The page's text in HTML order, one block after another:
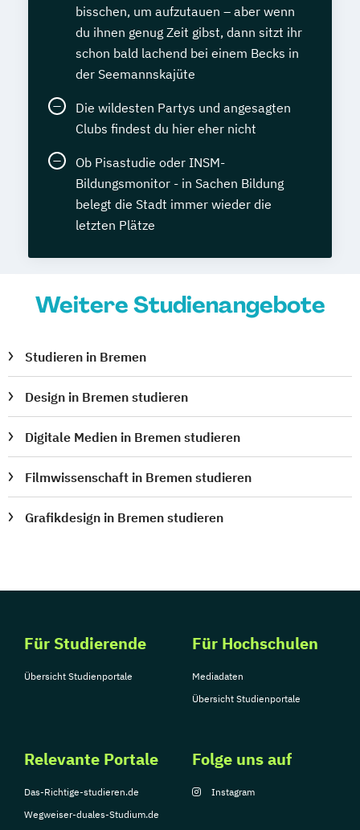
bisschen, um aufzutauen – aber wenn
du ihnen genug Zeit gibst, dann sitzt ihr
schon bald lachend bei einem Becks in
der Seemannskajüte
Die wildesten Partys und angesagten
Clubs findest du hier eher nicht
Ob Pisastudie oder INSM-
Bildungsmonitor - in Sachen Bildung
belegt die Stadt immer wieder die
letzten Plätze
Weitere Studienangebote
Studieren in Bremen
Design in Bremen studieren
Digitale Medien in Bremen studieren
Filmwissenschaft in Bremen studieren
Grafikdesign in Bremen studieren
Für Studierende
Übersicht Studienportale
Für Hochschulen
Mediadaten
Übersicht Studienportale
Relevante Portale
Das-Richtige-studieren.de
Wegweiser-duales-Studium.de
Folge uns auf
Instagram